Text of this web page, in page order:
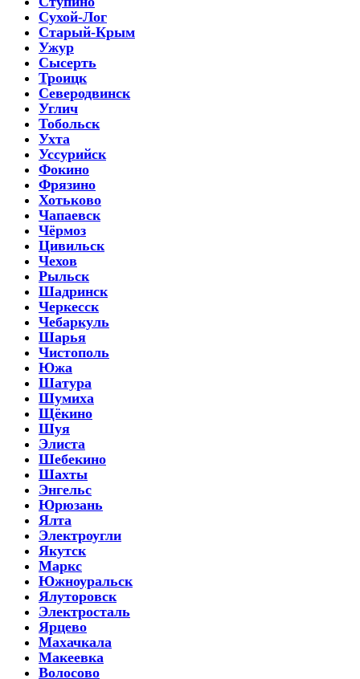
Сухой-Лог
Старый-Крым
Ужур
Сысерть
Троицк
Северодвинск
Углич
Тобольск
Ухта
Уссурийск
Фокино
Фрязино
Хотьково
Чапаевск
Чёрмоз
Цивильск
Чехов
Рыльск
Шадринск
Черкесск
Чебаркуль
Шарья
Чистополь
Южа
Шатура
Шумиха
Щёкино
Шуя
Элиста
Шебекино
Шахты
Энгельс
Юрюзань
Ялта
Электроугли
Якутск
Маркс
Южноуральск
Ялуторовск
Электросталь
Ярцево
Махачкала
Макеевка
Волосово